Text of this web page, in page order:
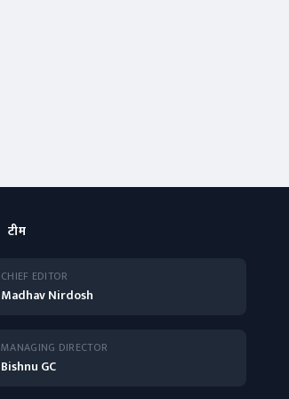
टीम
CHIEF EDITOR
Madhav Nirdosh
MANAGING DIRECTOR
Bishnu GC